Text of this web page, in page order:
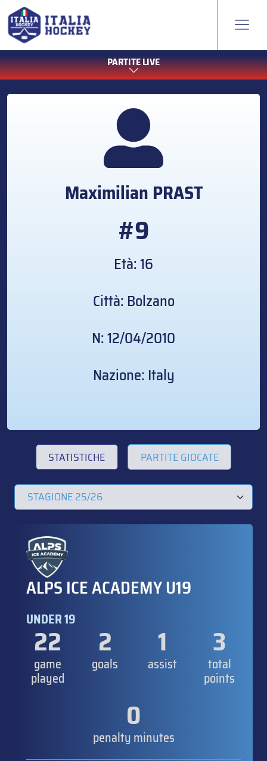
PARTITE LIVE
Maximilian PRAST
#9
Età: 16
Città: Bolzano
N: 12/04/2010
Nazione: Italy
STATISTICHE PARTITE GIOCATE
ALPS ICE ACADEMY U19
UNDER 19
22
game
played
2
goals
1
assist
3
total
points
0
penalty minutes